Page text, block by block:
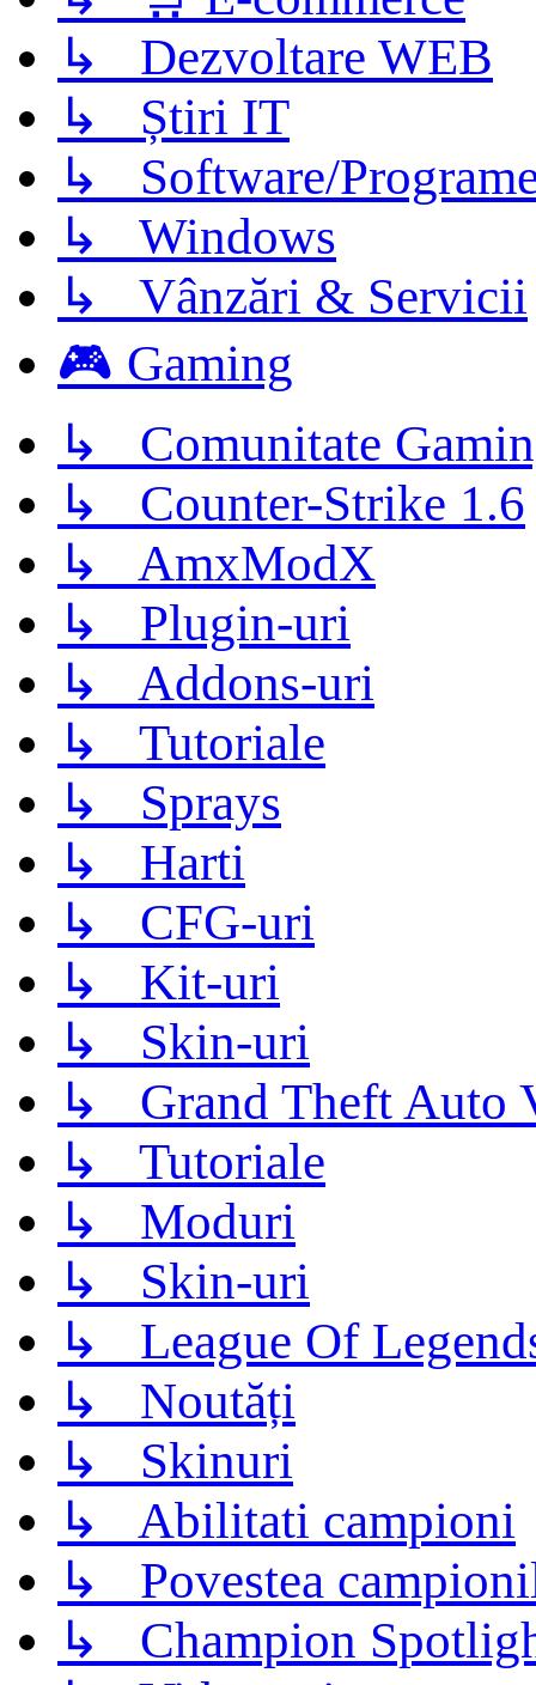
↳ Dezvoltare WEB
↳ Știri IT
↳ Software/
↳ Windows
↳ Vânzări & Servicii
🎮 Gaming
↳ Comunitate
↳ Counter-Strike 1.6
↳ AmxModX
↳ Plugin-uri
↳ Addons-uri
↳ Tutoriale
↳ Sprays
↳ Harti
↳ CFG-uri
↳ Kit-uri
↳ Skin-uri
↳ Grand Theft Auto
↳ Tutoriale
↳ Moduri
↳ Skin-uri
↳ League Of
↳ Noutăți
↳ Skinuri
↳ Abilitati campioni
↳ Povestea
↳ Champion